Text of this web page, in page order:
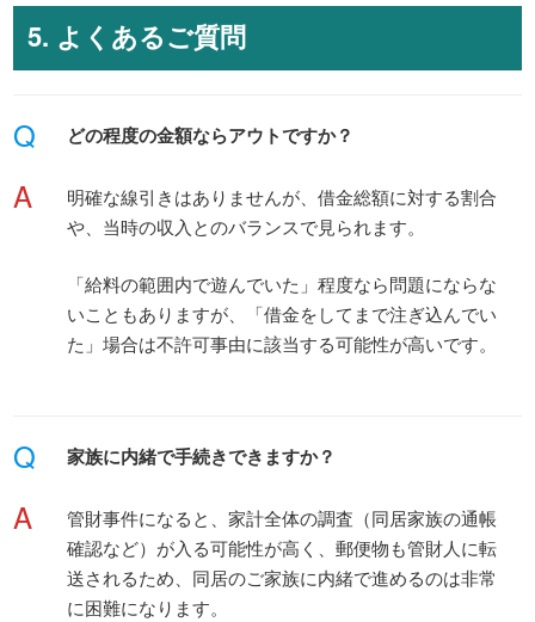
5. よくあるご質問
Q どの程度の金額ならアウトですか？
A
明確な線引きはありませんが、借金総額に対する割合
や、当時の収入とのバランスで見られます。
「給料の範囲内で遊んでいた」程度なら問題にならな
いこともありますが、「借金をしてまで注ぎ込んでい
た」場合は不許可事由に該当する可能性が高いです。
Q 家族に内緒で手続きできますか？
A
管財事件になると、家計全体の調査（同居家族の通帳
確認など）が入る可能性が高く、郵便物も管財人に転
送されるため、同居のご家族に内緒で進めるのは非常
に困難になります。